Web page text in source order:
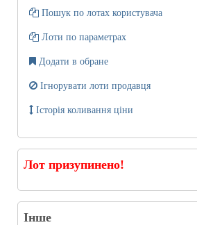
Пошук по лотах користувача
Лоти по параметрах
Додати в обране
Ігнорувати лоти продавця
Історія коливання ціни
Лот призупинено!
Інше